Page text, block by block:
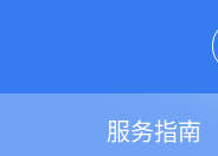
服务指南